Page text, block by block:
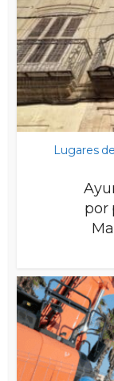
Lugares
por